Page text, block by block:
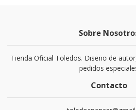
Sobre
Tienda Oficial Toledos. Diseño de
pedidos
Contacto